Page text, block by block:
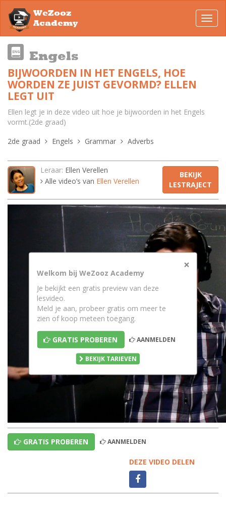
WeZooz
Academy
Engels
BIJWOORDEN IN HET ENGELS, HOE
WORDEN ZE JUIST GEVORMD? ELLEN
LEGT UIT
Ellen legt je in deze video uit hoe je bijwoorden in het Engels
vormt.(2de graad)
2de graad
Engels Grammar Adverbs
Leraar: Ellen Verellen
Alle video’s van Ellen Verellen
BEKIJK
LESTRAJECT
×
Welkom bij WeZooz Academy
Je bekijkt een gratis preview van deze
lesvideo.
Meld je aan, probeer gratis om meer te
zien of koop meteen toegang.
GRATIS PROBEREN AANMELDEN
BEKIJK TARIEVEN
GRATIS PROBEREN AANMELDEN
DEZE VIDEO DELEN